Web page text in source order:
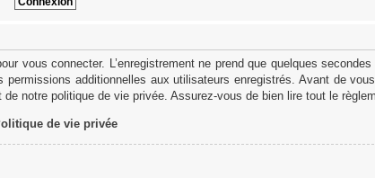
vous connecter. L’enregistrement ne prend que quelques
permissions additionnelles aux utilisateurs enregistrés. Avant de
de notre politique de vie privée. Assurez-vous de bien lire tout le
de vie privée